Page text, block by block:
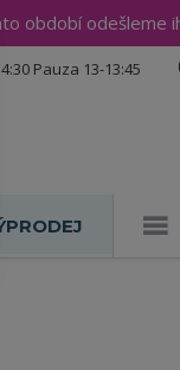
období odešleme
Pauza 13-13:45